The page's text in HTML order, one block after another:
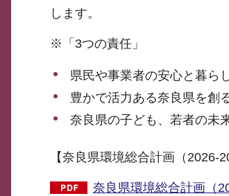
します。
※「3つの責任」
県民や事業者の安心と暮ら
豊かで活力ある奈良県を創
奈良県の子ども、若者の未
【奈良県環境総合計画（2026-
奈良県環境総合計画（